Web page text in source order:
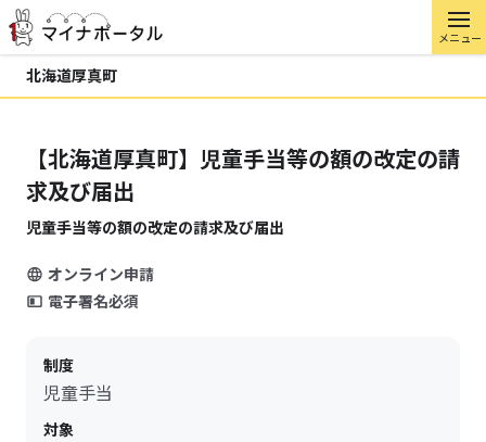
メニュー
北海道厚真町
【北海道厚真町】児童手当等の額の改定の請
求及び届出
児童手当等の額の改定の請求及び届出
オンライン申請
電子署名必須
制度
児童手当
対象